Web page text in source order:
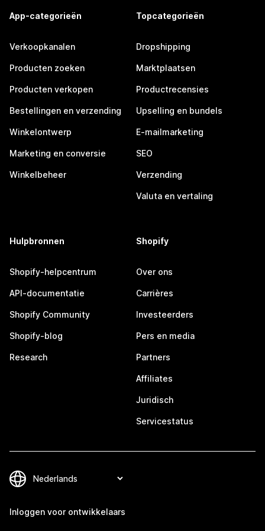
App-categorieën
Verkoopkanalen
Producten zoeken
Producten verkopen
Bestellingen en verzending
Winkelontwerp
Marketing en conversie
Winkelbeheer
Topcategorieën
Dropshipping
Marktplaatsen
Productrecensies
Upselling en bundels
E-mailmarketing
SEO
Verzending
Valuta en vertaling
Hulpbronnen
Shopify-helpcentrum
API-documentatie
Shopify Community
Shopify-blog
Research
Shopify
Over ons
Carrières
Investeerders
Pers en media
Partners
Affiliates
Juridisch
Servicestatus
Inloggen voor ontwikkelaars